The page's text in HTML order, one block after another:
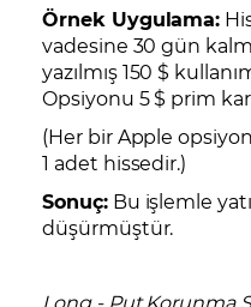
Örnek Uygulama:
vadesine 30 gün
yazılmış 150 $
Opsiyonu 5 $ prim
(Her bir Apple
1 adet hissedir.)
Sonuç:Bu işlemle
düşürmüştür.
Long - Put Korunma